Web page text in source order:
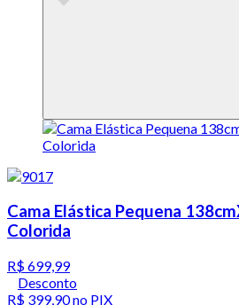
Cama Elástica Pequena
Colorida
R$ 699,99
Desconto
R$ 399,90no PIX